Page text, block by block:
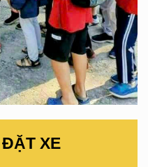
XE